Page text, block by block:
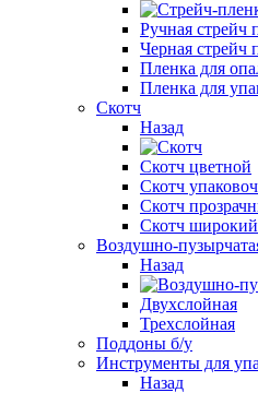
Ручная стрейч
Черная стрейч
Пленка для
Пленка для
Скотч
Назад
Cкотч цветной
Скотч
Скотч
Cкотч широкий
Воздушно-
Назад
Двухслойная
Трехслойная
Поддоны б/у
Инструменты для
Назад